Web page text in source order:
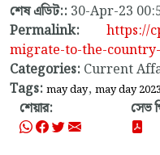
শেষ এডিট:: 30-Apr-23
Permalink:
https://
migrate-to-the-
Categories: Current
Tags: may day, may day 2023
শেয়ার: সেভ